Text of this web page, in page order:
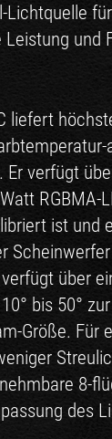
Lichtquelle
Leistung und
liefert
Er verfügt
RGBMA-
ist und
über
bis 50°
Größe. Für
8-
des